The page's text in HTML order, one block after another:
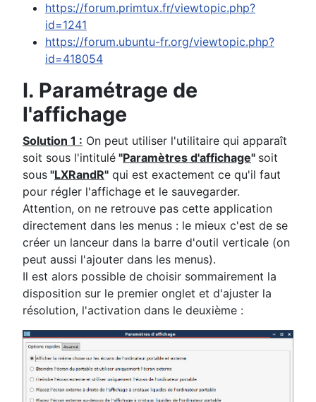
https://forum.primtux.fr/viewtopic.php?
id=1241
https://forum.ubuntu-fr.org/viewtopic.php?
id=418054
I. Paramétrage de
l'affichage
Solution 1 : On peut utiliser l'utilitaire qui apparaît
soit sous l'intitulé "Paramètres d'affichage" soit
sous "LXRandR" qui est exactement ce qu'il faut
pour régler l'affichage et le sauvegarder.
Attention, on ne retrouve pas cette application
directement dans les menus : le mieux c'est de se
créer un lanceur dans la barre d'outil verticale (on
peut aussi l'ajouter dans les menus).
Il est alors possible de choisir sommairement la
disposition sur le premier onglet et d'ajuster la
résolution, l'activation dans le deuxième :